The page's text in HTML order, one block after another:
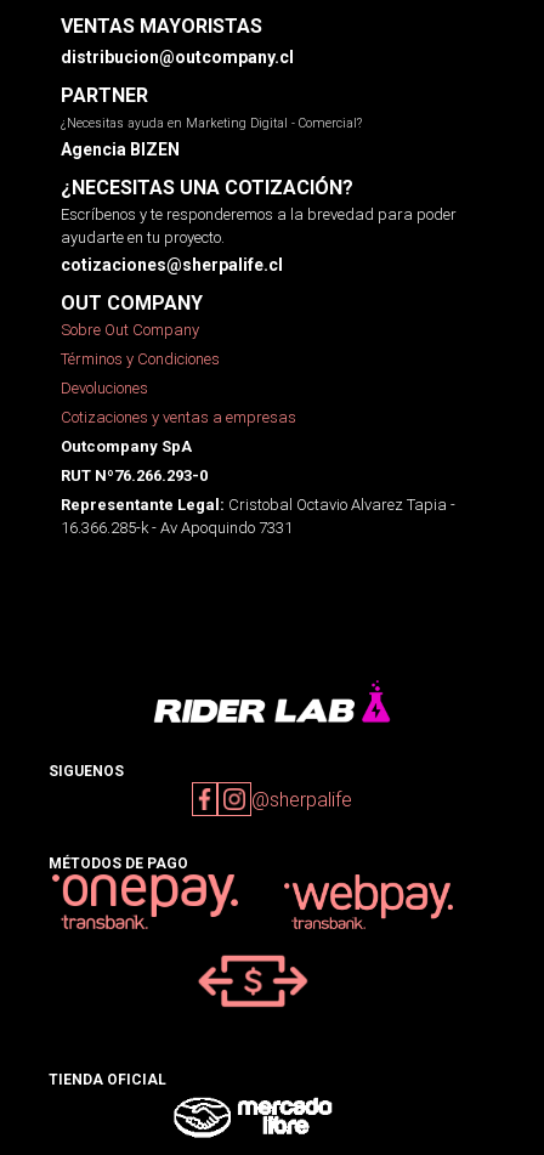
VENTAS MAYORISTAS
distribucion@outcompany.cl
PARTNER
¿Necesitas ayuda en Marketing Digital - Comercial?
Agencia BIZEN
¿NECESITAS UNA COTIZACIÓN?
Escríbenos y te responderemos a la brevedad para poder
ayudarte en tu proyecto.
cotizaciones@sherpalife.cl
OUT COMPANY
Sobre Out Company
Términos y Condiciones
Devoluciones
Cotizaciones y ventas a empresas
Outcompany SpA
RUT Nº76.266.293-0
Representante Legal: Cristobal Octavio Alvarez Tapia -
16.366.285-k - Av Apoquindo 7331
SIGUENOS
@sherpalife
MÉTODOS DE PAGO
TIENDA OFICIAL